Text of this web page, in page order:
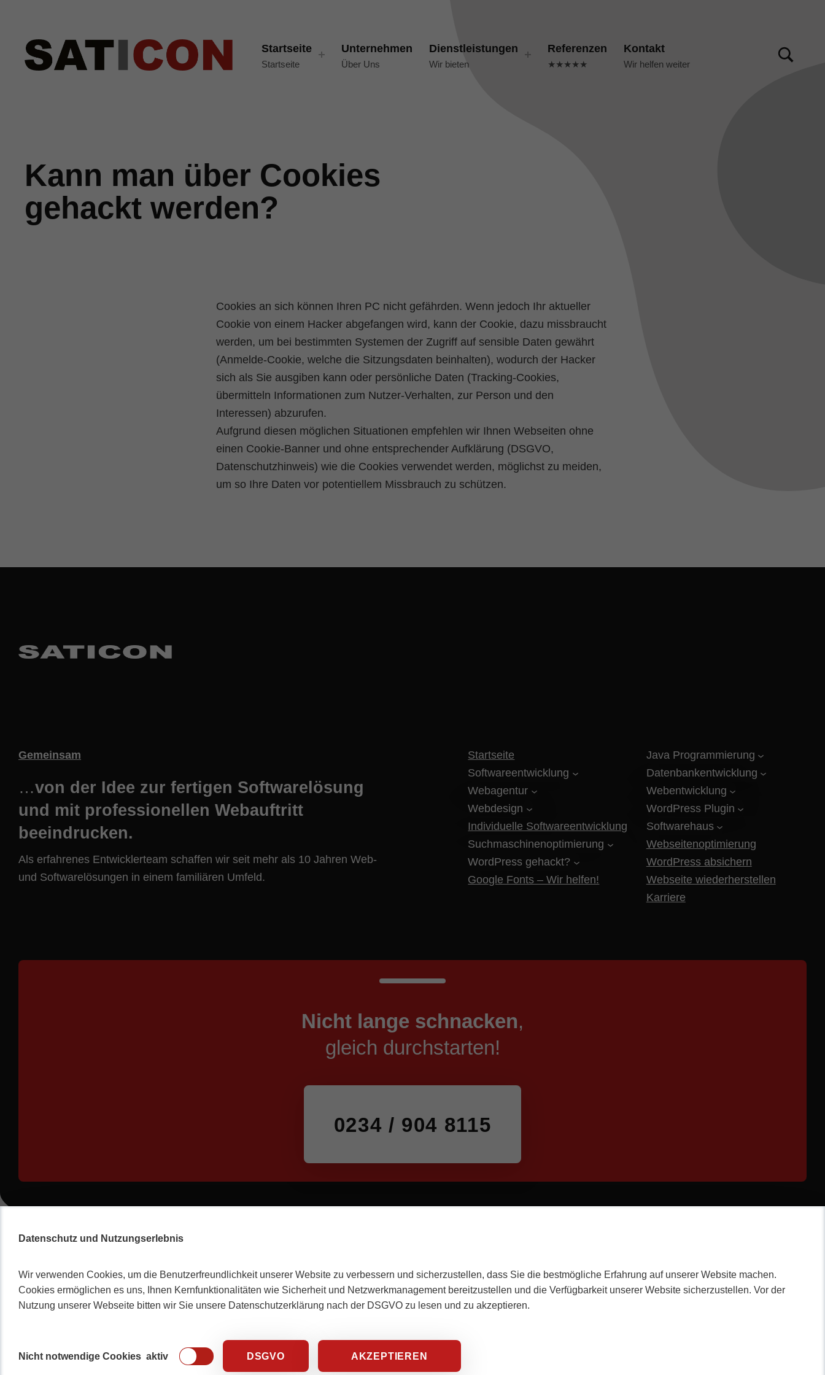
Datenschutz und Nutzungserlebnis
Wir verwenden Cookies, um die Benutzerfreundlichkeit unserer Website zu verbessern und sicherzustellen, dass Sie die bestmögliche Erfahrung auf unserer Website machen.
Cookies ermöglichen es uns, Ihnen Kernfunktionalitäten wie Sicherheit und Netzwerkmanagement bereitzustellen und die Verfügbarkeit unserer Website sicherzustellen. Vor der
Nutzung unserer Webseite bitten wir Sie unsere Datenschutzerklärung nach der DSGVO zu lesen und zu akzeptieren.
Nicht notwendige Cookies aktiv DSGVO AKZEPTIEREN
Startseite
Startseite
Unternehmen
Über Uns
Dienstleistungen
Wir bieten
Referenzen
★★★★★
Kontakt
Wir helfen weiter
Kann man über Cookies
gehackt werden?
Cookies an sich können Ihren PC nicht gefährden. Wenn jedoch Ihr aktueller
Cookie von einem Hacker abgefangen wird, kann der Cookie, dazu missbraucht
werden, um bei bestimmten Systemen der Zugriff auf sensible Daten gewährt
(Anmelde-Cookie, welche die Sitzungsdaten beinhalten), wodurch der Hacker
sich als Sie ausgiben kann oder persönliche Daten (Tracking-Cookies,
übermitteln Informationen zum Nutzer-Verhalten, zur Person und den
Interessen) abzurufen.
Aufgrund diesen möglichen Situationen empfehlen wir Ihnen Webseiten ohne
einen Cookie-Banner und ohne entsprechender Aufklärung (DSGVO,
Datenschutzhinweis) wie die Cookies verwendet werden, möglichst zu meiden,
um so Ihre Daten vor potentiellem Missbrauch zu schützen.
Gemeinsam
…von der Idee zur fertigen Softwarelösung
und mit professionellen Webauftritt
beeindrucken.
Als erfahrenes Entwicklerteam schaffen wir seit mehr als 10 Jahren Web-
und Softwarelösungen in einem familiären Umfeld.
Startseite
Softwareentwicklung
Webagentur
Webdesign
Individuelle Softwareentwicklung
Suchmaschinenoptimierung
WordPress gehackt?
Google Fonts – Wir helfen!
Java Programmierung
Datenbankentwicklung
Webentwicklung
WordPress Plugin
Softwarehaus
Webseitenoptimierung
WordPress absichern
Webseite wiederherstellen
Karriere
Nicht lange schnacken,
gleich durchstarten!
0234 / 904 8115